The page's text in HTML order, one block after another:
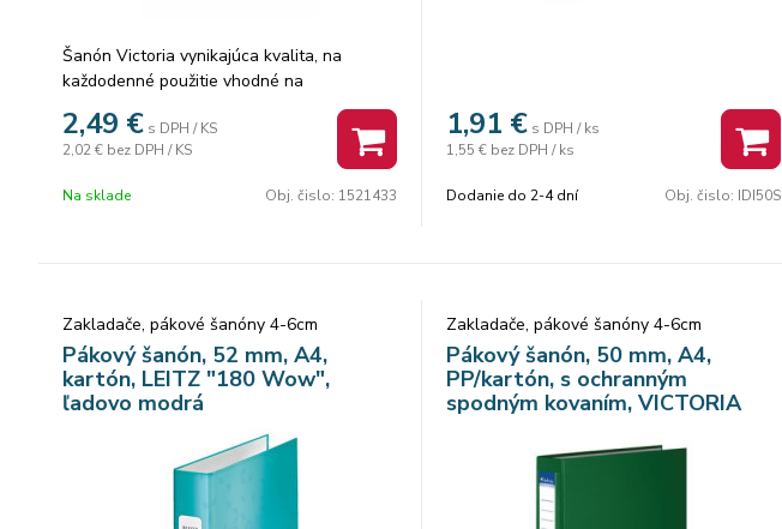
Šanón Victoria vynikajúca kvalita, na
každodenné použitie vhodné na
uchovávanie dokumentov A4 bez spodného
kovania, chráni nábytok zvonka PVC
povrch, zvnútra kartón vymeniteľný
2,49 € s DPH / KS
2,02 € bez DPH / KS
Na sklade Obj. čislo: 1521433
1,91 € s DPH / ks
1,55 € bez DPH / ks
Dodanie do 2-4 dní Obj. čislo: IDI50S
Zakladače, pákové šanóny 4-6cm
Pákový šanón, 52 mm, A4,
kartón, LEITZ "180 Wow",
ľadovo modrá
Zakladače, pákové šanóny 4-6cm
Pákový šanón, 50 mm, A4,
PP/kartón, s ochranným
spodným kovaním, VICTORIA